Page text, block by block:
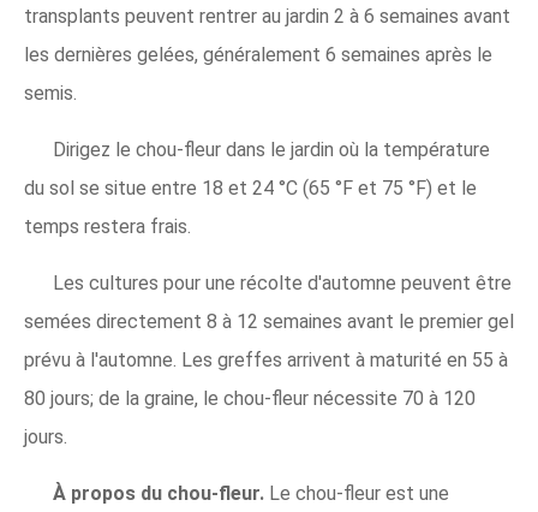
transplants peuvent rentrer au jardin 2 à 6 semaines avant
les dernières gelées, généralement 6 semaines après le
semis.
Dirigez le chou-fleur dans le jardin où la température
du sol se situe entre 18 et 24 °C (65 °F et 75 °F) et le
temps restera frais.
Les cultures pour une récolte d'automne peuvent être
semées directement 8 à 12 semaines avant le premier gel
prévu à l'automne. Les greffes arrivent à maturité en 55 à
80 jours; de la graine, le chou-fleur nécessite 70 à 120
jours.
À propos du chou-fleur. Le chou-fleur est une